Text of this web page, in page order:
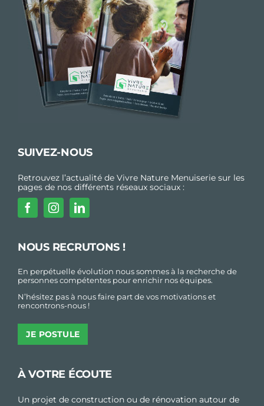
SUIVEZ-NOUS
Retrouvez l’actualité de Vivre Nature Menuiserie sur les
pages de nos différents réseaux sociaux :
NOUS RECRUTONS !
En perpétuelle évolution nous sommes à la recherche de
personnes compétentes pour enrichir nos équipes.
N’hésitez pas à nous faire part de vos motivations et
rencontrons-nous !
JE POSTULE
À VOTRE ÉCOUTE
Un projet de construction ou de rénovation autour de